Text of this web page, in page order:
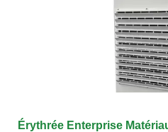
Érythrée Enterprise